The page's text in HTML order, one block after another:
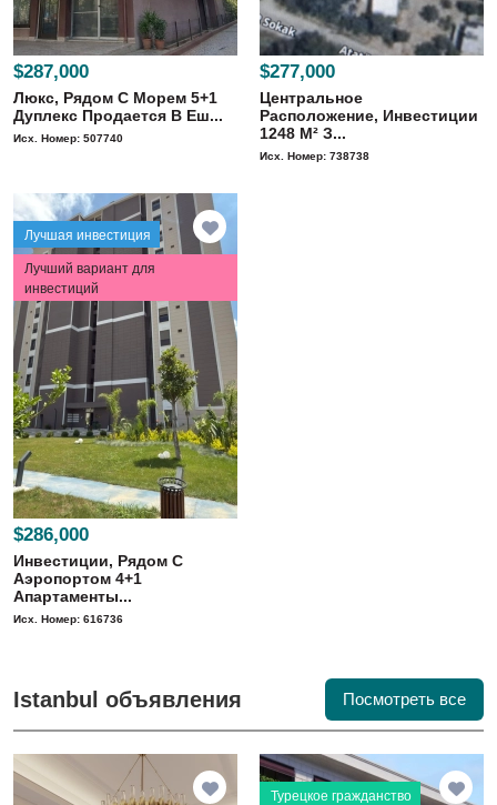
$287,000
Люкс, Рядом С Морем 5+1
Дуплекс Продается В Еш...
Исх. Номер: 507740
$277,000
Центральное
Расположение, Инвестиции
1248 M² З...
Исх. Номер: 738738
Лучшая инвестиция
Лучший вариант для
инвестиций
$286,000
Инвестиции, Рядом С
Аэропортом 4+1
Апартаменты...
Исх. Номер: 616736
Istanbul объявления Посмотреть все
Турецкое гражданство